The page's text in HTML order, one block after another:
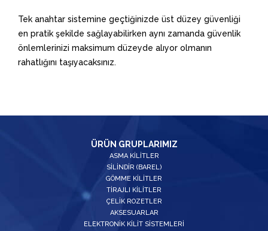
Tek anahtar sistemine geçtiğinizde üst düzey güvenliği
en pratik şekilde sağlayabilirken aynı zamanda güvenlik
önlemlerinizi maksimum düzeyde alıyor olmanın
rahatlığını taşıyacaksınız.
ÜRÜN GRUPLARIMIZ
ASMA KİLİTLER
SİLİNDİR (BAREL)
GÖMME KİLİTLER
TİRAJLI KİLİTLER
ÇELİK ROZETLER
AKSESUARLAR
ELEKTRONİK KİLİT SİSTEMLERİ